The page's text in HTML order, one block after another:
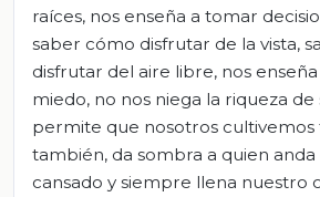
raíces, nos enseña a tomar
saber cómo disfrutar de la vista,
disfrutar del aire libre, nos
miedo, no nos niega la riqueza de
permite que nosotros cultivemos
también, da sombra a quien anda
cansado y siempre llena nuestro